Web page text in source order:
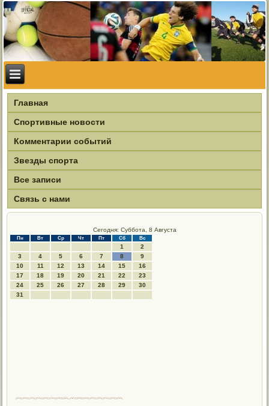
Главная
Спортивные новости
Комментарии событий
Звезды спорта
Все записи
Связь с нами
Сегодня: Суббота, 8 Августа
Пн Вт Ср Чт Пт Сб Вс
1
2
3
4 5 6 7 8
9
10
11 12 13 14 15
16
17
18 19 20 21 22
23
24
25 26 27 28 29
30
31